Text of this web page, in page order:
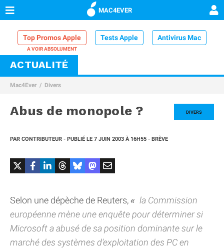
MAC4EVER
Top Promos Apple Tests Apple Antivirus Mac
VPN Mac
Comparatif iPhone
ACTUALITÉ
Mac4Ever Divers
DIVERS
Abus de monopole ?
PAR CONTRIBUTEUR - PUBLIÉ LE 7 JUIN 2003 À 16H55 - BRÈVE
Selon une dépèche de Reuters,
la Commission
européenne mène une enquête pour déterminer si
Microsoft a abusé de sa position dominante sur le
marché des systèmes d'exploitation des PC en